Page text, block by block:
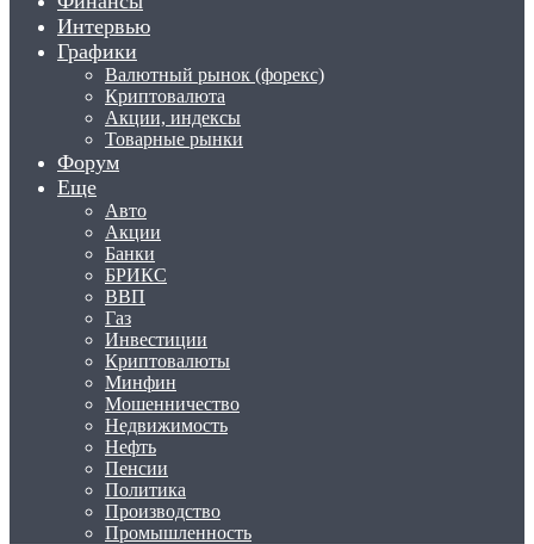
Интервью
Графики
Валютный рынок (форекс)
Криптовалюта
Акции, индексы
Товарные рынки
Форум
Еще
Авто
Акции
Банки
БРИКС
ВВП
Газ
Инвестиции
Криптовалюты
Минфин
Мошенничество
Недвижимость
Нефть
Пенсии
Политика
Производство
Промышленность